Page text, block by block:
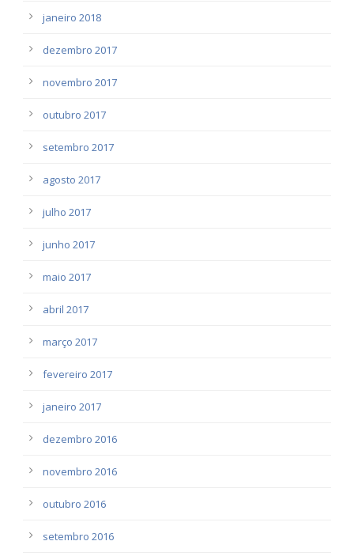
janeiro 2018
dezembro 2017
novembro 2017
outubro 2017
setembro 2017
agosto 2017
julho 2017
junho 2017
maio 2017
abril 2017
março 2017
fevereiro 2017
janeiro 2017
dezembro 2016
novembro 2016
outubro 2016
setembro 2016